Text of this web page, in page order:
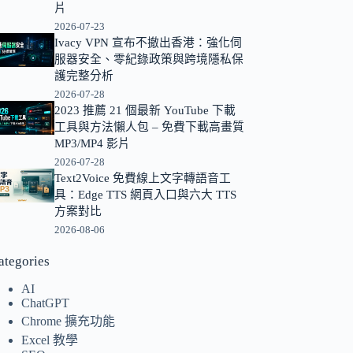
片
2026-07-23
Ivacy VPN 宣布不撤出香港：強化伺
服器安全、零紀錄政策與跨境隱私保
護完整分析
2026-07-28
2023 推薦 21 個最新 YouTube 下載
工具與方法懶人包 – 免費下載高畫質
MP3/MP4 影片
2026-07-28
Text2Voice 免費線上文字轉語音工
具：Edge TTS 網頁入口與六大 TTS
方案對比
2026-08-06
AI
ChatGPT
Chrome 擴充功能
Excel 教學